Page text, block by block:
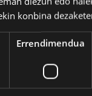
EL VERANO
Penedo
konbina
Errendimendua